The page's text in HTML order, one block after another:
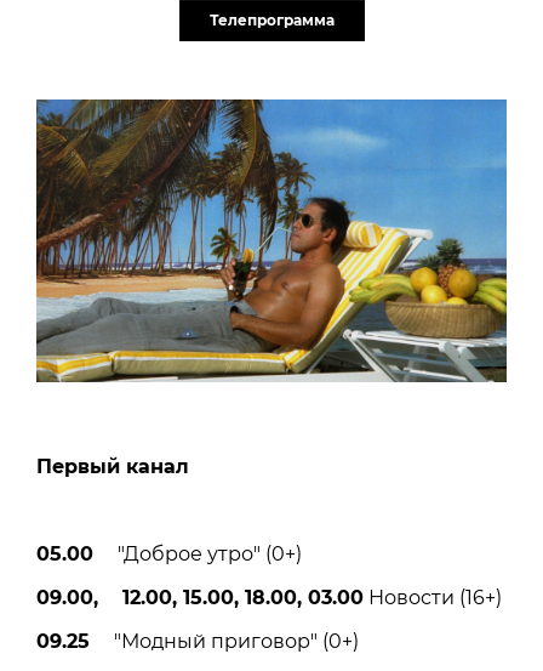
Телепрограмма
Первый канал
05.00 "Доброе утро" (0+)
09.00, 12.00, 15.00, 18.00, 03.00 Новости (16+)
09.25 "Модный приговор" (0+)